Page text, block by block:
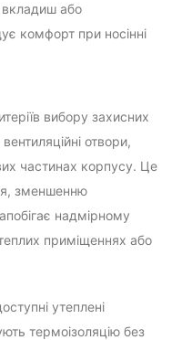
вкладиш або
комфорт при носінні
вибору захисних
отвори,
частинах корпусу. Це
зменшенню
надмірному
приміщеннях або
утеплені
термоізоляцію без